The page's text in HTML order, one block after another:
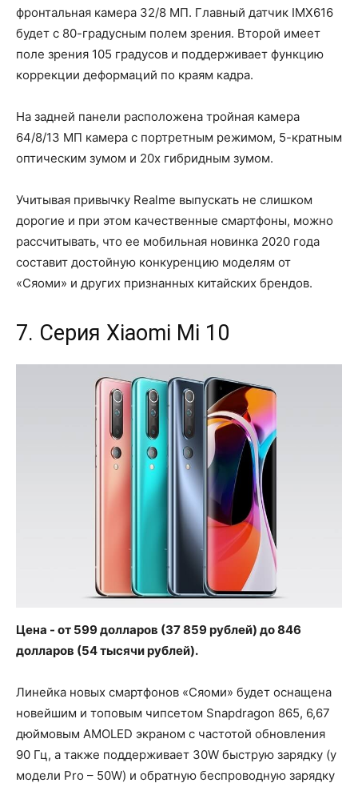
фронтальная камера 32/8 МП. Главный датчик IMX616
будет с 80-градусным полем зрения. Второй имеет
поле зрения 105 градусов и поддерживает функцию
коррекции деформаций по краям кадра.
На задней панели расположена тройная камера
64/8/13 МП камера с портретным режимом, 5-кратным
оптическим зумом и 20x гибридным зумом.
Учитывая привычку Realme выпускать не слишком
дорогие и при этом качественные смартфоны, можно
рассчитывать, что ее мобильная новинка 2020 года
составит достойную конкуренцию моделям от
«Сяоми» и других признанных китайских брендов.
7. Серия Xiaomi Mi 10
Цена - от 599 долларов (37 859 рублей) до 846
долларов (54 тысячи рублей).
Линейка новых смартфонов «Сяоми» будет оснащена
новейшим и топовым чипсетом Snapdragon 865, 6,67
дюймовым AMOLED экраном с частотой обновления
90 Гц, а также поддерживает 30W быструю зарядку (у
модели Pro – 50W) и обратную беспроводную зарядку